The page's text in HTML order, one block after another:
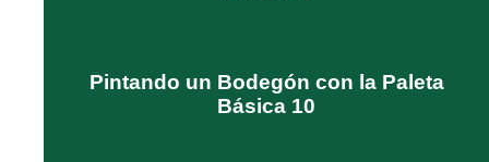
Pintando un Bodegón con la Paleta
Básica 10